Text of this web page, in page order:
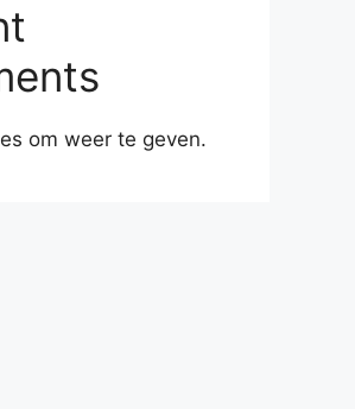
om weer te geven.